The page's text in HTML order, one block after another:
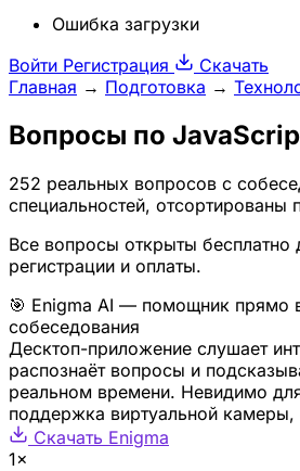
Ошибка загрузки
Войти Регистрация
Скачать
Главная → Подготовка →
Вопросы по
252 реальных вопросов с
специальностей, отсортированы
Все вопросы открыты
регистрации и оплаты.
🎯 Enigma AI — помощник прямо
собеседования
Десктоп-приложение слушает
распознаёт вопросы и
реальном времени. Невидимо
поддержка виртуальной
Скачать Enigma
1×